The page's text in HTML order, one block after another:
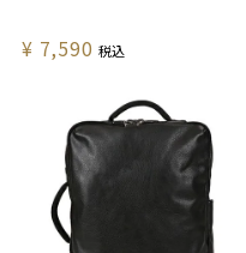
¥ 7,590 税込